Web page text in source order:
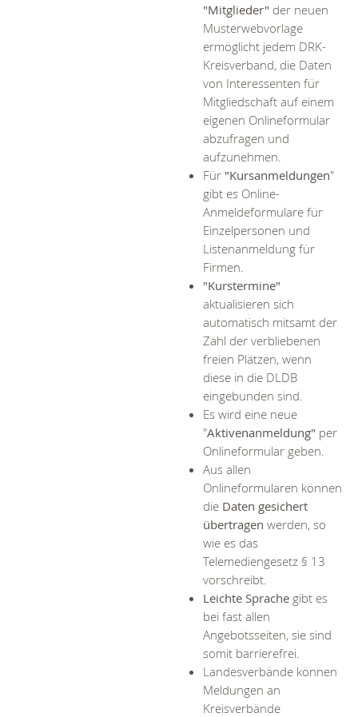
"Mitglieder" der neuen
Musterwebvorlage
ermöglicht jedem DRK-
Kreisverband, die Daten
von Interessenten für
Mitgliedschaft auf einem
eigenen Onlineformular
abzufragen und
aufzunehmen.
Für "Kursanmeldungen"
gibt es Online-
Anmeldeformulare für
Einzelpersonen und
Listenanmeldung für
Firmen.
"Kurstermine"
aktualisieren sich
automatisch mitsamt der
Zahl der verbliebenen
freien Plätzen, wenn
diese in die DLDB
eingebunden sind.
Es wird eine neue
"Aktivenanmeldung" per
Onlineformular geben.
Aus allen
Onlineformularen können
dieDaten gesichert
übertragen werden, so
wie es das
Telemediengesetz § 13
vorschreibt.
Leichte Sprachegibt es
bei fast allen
Angebotsseiten, sie sind
somit barrierefrei.
Landesverbände können
Meldungen an
Kreisverbände